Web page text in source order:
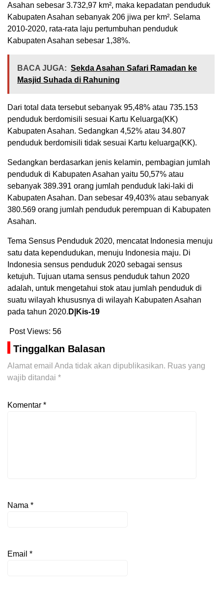
Asahan sebesar 3.732,97 km², maka kepadatan penduduk
Kabupaten Asahan sebanyak 206 jiwa per km². Selama
2010-2020, rata-rata laju pertumbuhan penduduk
Kabupaten Asahan sebesar 1,38%.
BACA JUGA: Sekda Asahan Safari Ramadan ke
Masjid Suhada di Rahuning
Dari total data tersebut sebanyak 95,48% atau 735.153
penduduk berdomisili sesuai Kartu Keluarga(KK)
Kabupaten Asahan. Sedangkan 4,52% atau 34.807
penduduk berdomisili tidak sesuai Kartu keluarga(KK).
Sedangkan berdasarkan jenis kelamin, pembagian jumlah
penduduk di Kabupaten Asahan yaitu 50,57% atau
sebanyak 389.391 orang jumlah penduduk laki-laki di
Kabupaten Asahan. Dan sebesar 49,403% atau sebanyak
380.569 orang jumlah penduduk perempuan di Kabupaten
Asahan.
Tema Sensus Penduduk 2020, mencatat Indonesia menuju
satu data kependudukan, menuju Indonesia maju. Di
Indonesia sensus penduduk 2020 sebagai sensus
ketujuh. Tujuan utama sensus penduduk tahun 2020
adalah, untuk mengetahui stok atau jumlah penduduk di
suatu wilayah khususnya di wilayah Kabupaten Asahan
pada tahun 2020. D|Kis-19
Post Views: 56
Tinggalkan Balasan
Alamat email Anda tidak akan dipublikasikan. Ruas yang
wajib ditandai *
Komentar *
Nama *
Email *